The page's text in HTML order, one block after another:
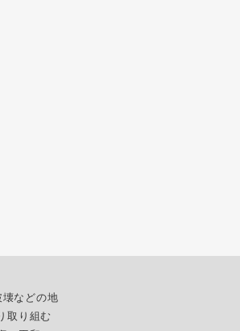
壊などの地
取り組む